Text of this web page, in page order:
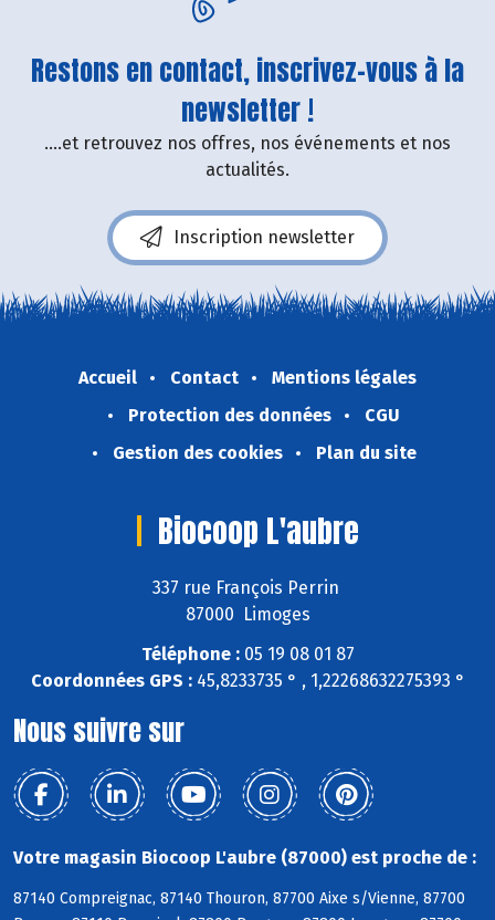
Restons en contact, inscrivez-vous à la
newsletter !
....et retrouvez nos offres, nos événements et nos
actualités.
Inscription newsletter
Accueil Contact
Mentions légales
Protection des données
CGU
Gestion des cookies
Plan du site
Biocoop L'aubre
337 rue François Perrin
87000 Limoges
Téléphone :05 19 08 01 87
Coordonnées GPS :45,8233735 ° , 1,22268632275393 °
Nous suivre sur
Votre magasin Biocoop L'aubre (87000) est proche de :
87140 Compreignac, 87140 Thouron, 87700 Aixe s/Vienne, 87700